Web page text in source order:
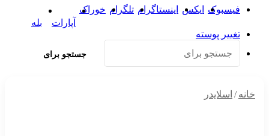
فیسبوک ایکس اینستاگرام تلگرام خوراک
آپارات
بله
تغییر پوسته
جستجو برای
خانه/اسلایدر